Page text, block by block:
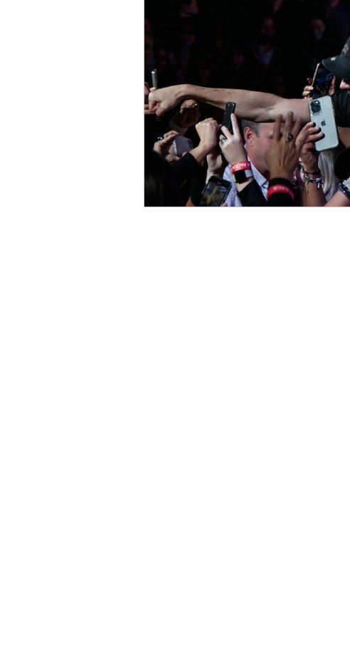
LATIN AMERICA
RECOMMENDED OF THE